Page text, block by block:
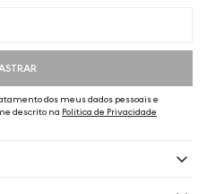
dos meus dados pessoais e
descrito na Política de Privacidade